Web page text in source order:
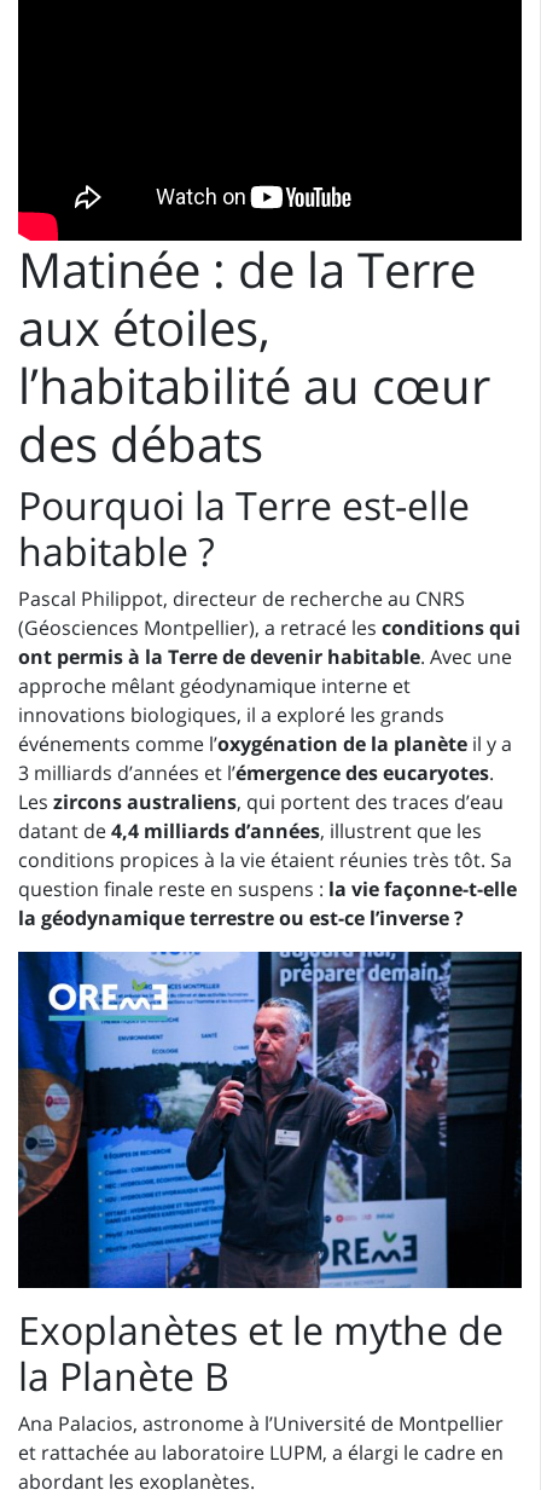
Matinée : de la Terre
aux étoiles,
l’habitabilité au cœur
des débats
Pourquoi la Terre est-elle
habitable ?
Pascal Philippot, directeur de recherche au CNRS
(Géosciences Montpellier), a retracé les conditions qui
ont permis à la Terre de devenir habitable. Avec une
approche mêlant géodynamique interne et
innovations biologiques, il a exploré les grands
événements comme l’oxygénation de la planète il y a
3 milliards d’années et l’émergence des eucaryotes.
Les zircons australiens, qui portent des traces d’eau
datant de4,4 milliards d’années, illustrent que les
conditions propices à la vie étaient réunies très tôt. Sa
question finale reste en suspens : la vie façonne-t-elle
la géodynamique terrestre ou est-ce l’inverse ?
Exoplanètes et le mythe de
la Planète B
Ana Palacios, astronome à l’Université de Montpellier
et rattachée au laboratoire LUPM, a élargi le cadre en
abordant les exoplanètes.